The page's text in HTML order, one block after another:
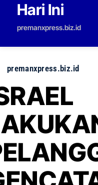
Hari Ini
premanxpress.biz.id
premanxpress.biz.id